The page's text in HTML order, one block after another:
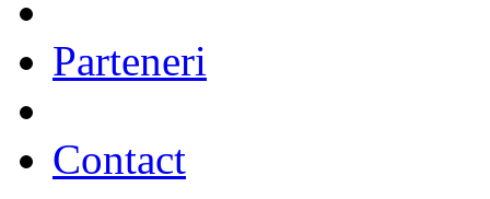
Parteneri
Contact